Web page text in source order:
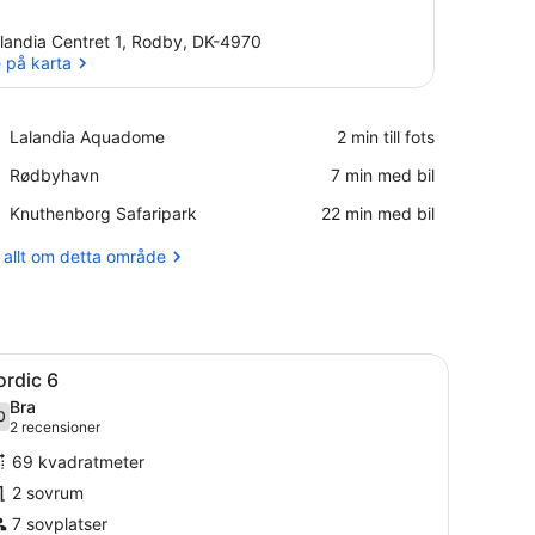
Centret 1, Rodby, DK-4970
på karta
Lalandia Aquadome
Place,
Aquadome
‪2 min till fots‬
Rødbyhavn
Place,
‪7 min med bil‬
Knuthenborg Safaripark
Place,
Safaripark
‪22 min med bil‬
allt om detta område
tak, framför vilka det finns en asfalterad gångväg.
Två blå stugor med triangulära tak, en
15 6
av 10
Bra
2 recensioner
(2 recensioner)
69 kvadratmeter
2 sovrum
7 sovplatser